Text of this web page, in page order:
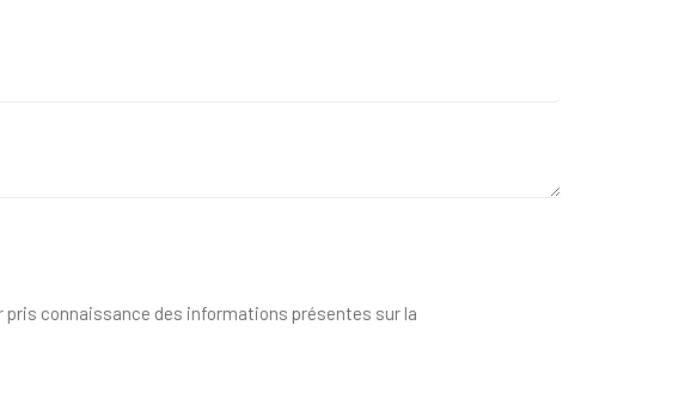
pris connaissance des informations présentes sur la